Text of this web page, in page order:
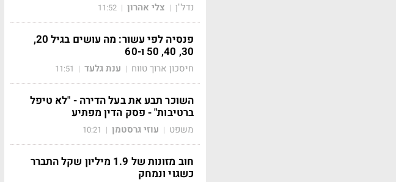
נדל"ן | צלי אהרון |
11:52
פנסיה לפי עשור: מה עושים בגיל 20,
30, 40, 50 ו-60
חיסכון ארוך טווח | ענת גלעד |
11:51
השוכר תבע את בעל הדירה - "לא טיפל
ברטיבות" - פסק הדין מפתיע
משפט | עוזי גרסטמן |
10:21
חוב מזונות של 1.9 מיליון שקל התברר
כשגוי ונמחק